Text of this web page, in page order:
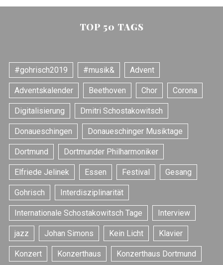
TOP 50 TAGS
#gohrisch2019 #musik& Advent
Adventskalender Beethoven Chor Corona
Digitalisierung Dmitri Schostakowitsch
Donaueschingen Donaueschinger Musiktage
Dortmund Dortmunder Philharmoniker
Elfriede Jelinek Essen Festival Gesang
Gohrisch Interdisziplinarität
Internationale Schostakowitsch Tage Interview
jazz Johan Simons Kein Licht Klavier
Konzert Konzerthaus Konzerthaus Dortmund
S
e
a
r
c
h
f
o